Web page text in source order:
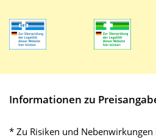
Informationen zu
* Zu Risiken und Nebenwirkungen